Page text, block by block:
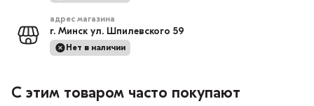
адрес магазина
г. Минск ул. Шпилевского 59
Нет в наличии
С этим товаром часто покупают